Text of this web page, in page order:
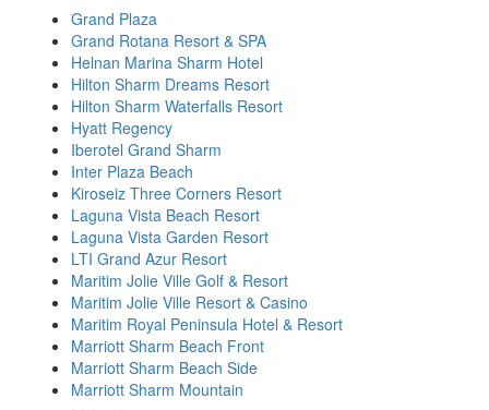
Grand Plaza
Grand Rotana Resort & SPA
Helnan Marina Sharm Hotel
Hilton Sharm Dreams Resort
Hilton Sharm Waterfalls Resort
Hyatt Regency
Iberotel Grand Sharm
Inter Plaza Beach
Kiroseiz Three Corners Resort
Laguna Vista Beach Resort
Laguna Vista Garden Resort
LTI Grand Azur Resort
Maritim Jolie Ville Golf & Resort
Maritim Jolie Ville Resort & Casino
Maritim Royal Peninsula Hotel & Resort
Marriott Sharm Beach Front
Marriott Sharm Beach Side
Marriott Sharm Mountain